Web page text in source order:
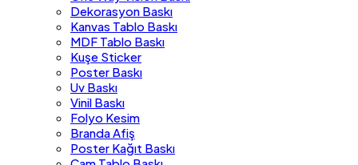
Dekorasyon Baskı
Kanvas Tablo Baskı
MDF Tablo Baskı
Kuşe Sticker
Poster Baskı
Uv Baskı
Vinil Baskı
Folyo Kesim
Branda Afiş
Poster Kağıt Baskı